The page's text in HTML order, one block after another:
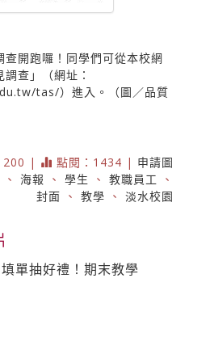
查開跑囉！同學們可從本校網
查」（網址：
tas/）進入。（圖／品質
200 | 點閱：1434 | 申請圖
、 海報 、 學生 、 教職員工
、
封面 、 教學 、 淡水校園
單抽好禮！期末教學